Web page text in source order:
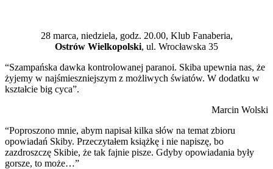
28 marca, niedziela, godz. 20.00, Klub Fanaberia,
Ostrów Wielkopolski, ul. Wrocławska 35
“Szampańska dawka kontrolowanej paranoi. Skiba upewnia nas, że
żyjemy w najśmieszniejszym z możliwych światów. W dodatku w
kształcie big cyca”.
Marcin Wolski
“Poproszono mnie, abym napisał kilka słów na temat zbioru
opowiadań Skiby. Przeczytałem książkę i nie napiszę, bo
zazdroszczę Skibie, że tak fajnie pisze. Gdyby opowiadania były
gorsze, to może…”